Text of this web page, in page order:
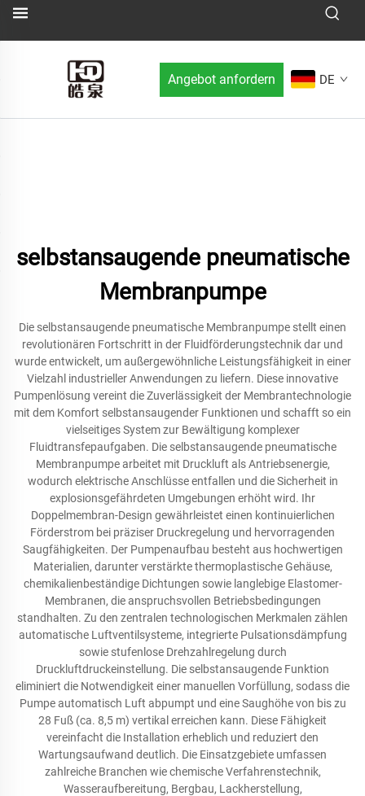
Angebot anfordern DE
selbstansaugende pneumatische
Membranpumpe
Die selbstansaugende pneumatische Membranpumpe stellt einen
revolutionären Fortschritt in der Fluidförderungstechnik dar und
wurde entwickelt, um außergewöhnliche Leistungsfähigkeit in einer
Vielzahl industrieller Anwendungen zu liefern. Diese innovative
Pumpenlösung vereint die Zuverlässigkeit der Membrantechnologie
mit dem Komfort selbstansaugender Funktionen und schafft so ein
vielseitiges System zur Bewältigung komplexer
Fluidtransfераufgaben. Die selbstansaugende pneumatische
Membranpumpe arbeitet mit Druckluft als Antriebsenergie,
wodurch elektrische Anschlüsse entfallen und die Sicherheit in
explosionsgefährdeten Umgebungen erhöht wird. Ihr
Doppelmembran-Design gewährleistet einen kontinuierlichen
Förderstrom bei präziser Druckregelung und hervorragenden
Saugfähigkeiten. Der Pumpenaufbau besteht aus hochwertigen
Materialien, darunter verstärkte thermoplastische Gehäuse,
chemikalienbeständige Dichtungen sowie langlebige Elastomer-
Membranen, die anspruchsvollen Betriebsbedingungen
standhalten. Zu den zentralen technologischen Merkmalen zählen
automatische Luftventilsysteme, integrierte Pulsationsdämpfung
sowie stufenlose Drehzahlregelung durch
Druckluftdruckeinstellung. Die selbstansaugende Funktion
eliminiert die Notwendigkeit einer manuellen Vorfüllung, sodass die
Pumpe automatisch Luft abpumpt und eine Saughöhe von bis zu
28 Fuß (ca. 8,5 m) vertikal erreichen kann. Diese Fähigkeit
vereinfacht die Installation erheblich und reduziert den
Wartungsaufwand deutlich. Die Einsatzgebiete umfassen
zahlreiche Branchen wie chemische Verfahrenstechnik,
Wasseraufbereitung, Bergbau, Lackherstellung,